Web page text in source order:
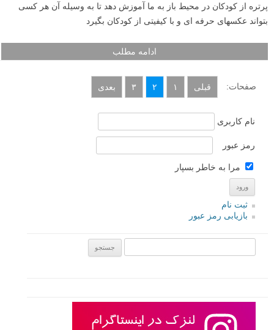
پرتره از کودکان در محیط باز به ما آموزش دهد تا به وسیله آن هر کسی
بتواند عکسهای حرفه ای و با کیفیتی از کودکان بگیرد
ادامه مطلب
صفحات: قبلی ۱ ۲ ۳ بعدی
نام کاربری
رمز عبور
مرا به خاطر بسپار
ثبت نام
بازیابی رمز عبور